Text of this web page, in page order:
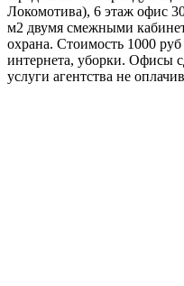
Локомотива), 6 этаж офис
м2 двумя смежными
охрана. Стоимость 1000
интернета, уборки. Офисы
услуги агентства не